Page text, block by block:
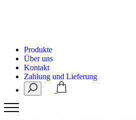
Produkte
Über uns
Kontakt
Zahlung und Lieferung